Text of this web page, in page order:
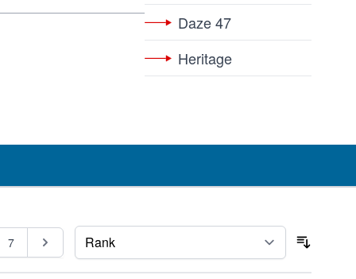
Daze 47
Heritage
Seite
Seite
7 Seite